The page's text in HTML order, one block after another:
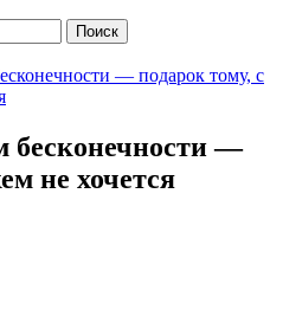
— подарок тому, с
бесконечности —
не хочется